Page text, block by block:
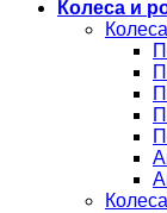
Колеса и